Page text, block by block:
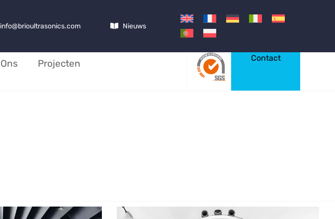
info@brioultrasonics.com Nieuws
Ons Projecten Contact